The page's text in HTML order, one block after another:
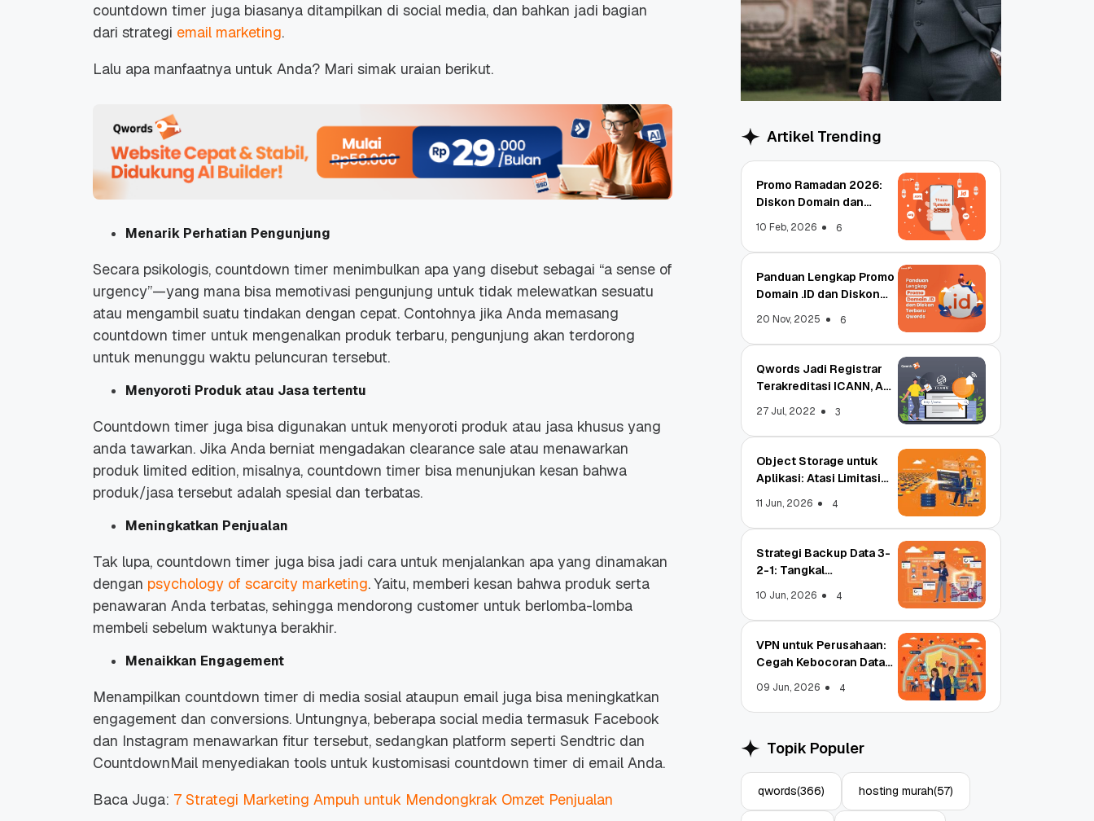
Object Storage untuk
countdown timer juga biasanya ditampilkan di social media, dan bahkan jadi bagian
dari strategi email marketing.
Lalu apa manfaatnya untuk Anda? Mari simak uraian berikut.
Menarik Perhatian Pengunjung
Secara psikologis, countdown timer menimbulkan apa yang disebut sebagai “a sense of
urgency”—yang mana bisa memotivasi pengunjung untuk tidak melewatkan sesuatu
atau mengambil suatu tindakan dengan cepat. Contohnya jika Anda memasang
countdown timer untuk mengenalkan produk terbaru, pengunjung akan terdorong
untuk menunggu waktu peluncuran tersebut.
Menyoroti Produk atau Jasa tertentu
Countdown timer juga bisa digunakan untuk menyoroti produk atau jasa khusus yang
anda tawarkan. Jika Anda berniat mengadakan clearance sale atau menawarkan
produk limited edition, misalnya, countdown timer bisa menunjukan kesan bahwa
produk/jasa tersebut adalah spesial dan terbatas.
Meningkatkan Penjualan
Tak lupa, countdown timer juga bisa jadi cara untuk menjalankan apa yang dinamakan
dengan psychology of scarcity marketing. Yaitu, memberi kesan bahwa produk serta
penawaran Anda terbatas, sehingga mendorong customer untuk berlomba-lomba
membeli sebelum waktunya berakhir.
Menaikkan Engagement
Menampilkan countdown timer di media sosial ataupun email juga bisa meningkatkan
engagement dan conversions. Untungnya, beberapa social media termasuk Facebook
dan Instagram menawarkan fitur tersebut, sedangkan platform seperti Sendtric dan
CountdownMail menyediakan tools untuk kustomisasi countdown timer di email Anda.
Baca Juga: 7 Strategi Marketing Ampuh untuk Mendongkrak Omzet Penjualan
Artikel Trending
Promo Ramadan 2026:
Diskon Domain dan
10 Feb, 2026 6
Panduan Lengkap Promo
Domain .ID dan Diskon
20 Nov, 2025 6
Qwords Jadi Registrar
Terakreditasi ICANN, Apa
27 Jul, 2022 3
Object Storage untuk
Aplikasi: Atasi Limitasi
11 Jun, 2026 4
Strategi Backup Data 3-
2-1: Tangkal
10 Jun, 2026 4
VPN untuk Perusahaan:
Cegah Kebocoran Data
09 Jun, 2026 4
Topik Populer
qwords(366) hosting murah(57)